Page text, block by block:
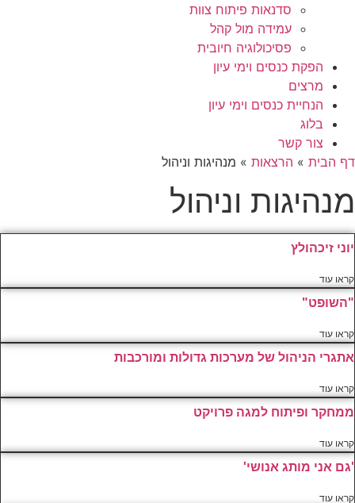
סדנאות פיתוח צוות
עמידה מול קהל
פסיכולוגיה חיובית
הפקת כנסים וימי עיון
מרצים
הנחיית כנסים וימי עיון
בלוג
צור קשר
דף הבית » הרצאות » מנהיגות וניהול
מנהיגות וניהול
יוני זיכהולץ
קראו עוד
"השופט"
קראו עוד
אתגרי הניהול של מערכות גדולות ומורכבות
קראו עוד
ממחקר ופיתוח למגה פרויקט
קראו עוד
'גם אני מותג אנושי'
קראו עוד